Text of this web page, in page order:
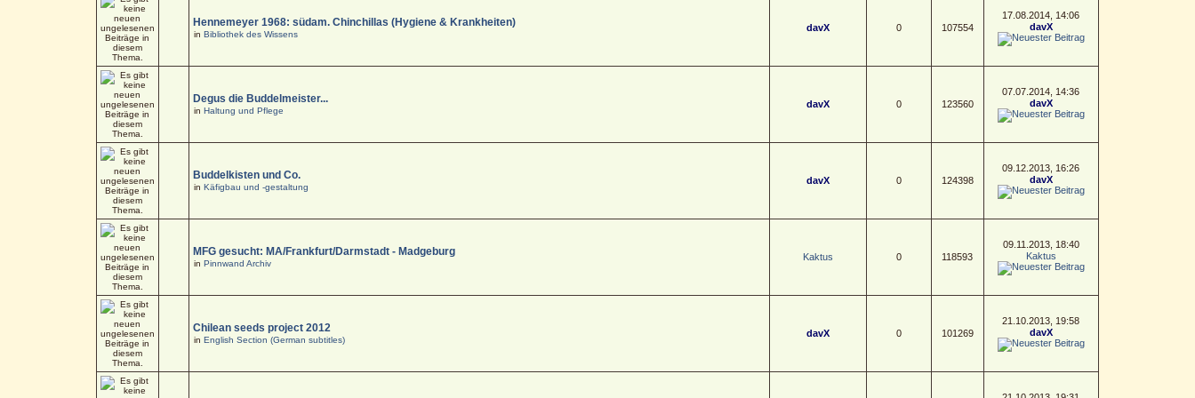
Hennemeyer 1968: südam. Chinchillas (Hygiene & Krankheiten)
in Bibliothek des Wissens
davX 0 107554
17.08.2014, 14:06
davX
Degus die Buddelmeister...
in Haltung und Pflege
davX 0 123560
07.07.2014, 14:36
davX
Buddelkisten und Co.
in Käfigbau und -gestaltung
davX 0 124398
09.12.2013, 16:26
davX
MFG gesucht: MA/Frankfurt/Darmstadt - Madgeburg
in Pinnwand Archiv
Kaktus 0 118593
09.11.2013, 18:40
Kaktus
Chilean seeds project 2012
in English Section (German subtitles)
davX 0 101269
21.10.2013, 19:58
davX